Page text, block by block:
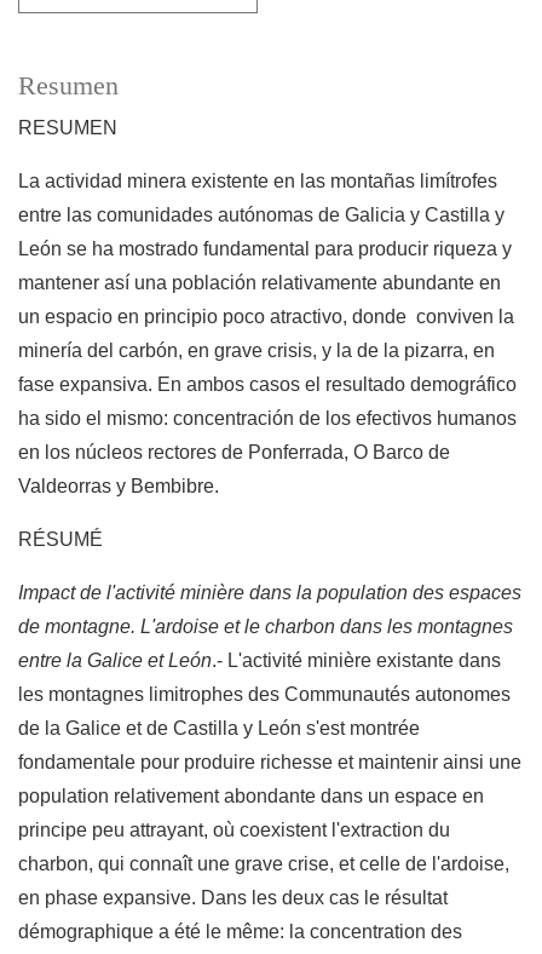
Resumen
RESUMEN
La actividad minera existente en las montañas limítrofes
entre las comunidades autónomas de Galicia y Castilla y
León se ha mostrado fundamental para producir riqueza y
mantener así una población relativamente abundante en
un espacio en principio poco atractivo, donde conviven la
minería del carbón, en grave crisis, y la de la pizarra, en
fase expansiva. En ambos casos el resultado demográfico
ha sido el mismo: concentración de los efectivos humanos
en los núcleos rectores de Ponferrada, O Barco de
Valdeorras y Bembibre.
RÉSUMÉ
Impact de l'activité minière dans la population des espaces
de montagne. L'ardoise et le charbon dans les montagnes
entre la Galice et León.- L'activité minière existante dans
les montagnes limitrophes des Communautés autonomes
de la Galice et de Castilla y León s'est montrée
fondamentale pour produire richesse et maintenir ainsi une
population relativement abondante dans un espace en
principe peu attrayant, où coexistent l'extraction du
charbon, qui connaît une grave crise, et celle de l'ardoise,
en phase expansive. Dans les deux cas le résultat
démographique a été le même: la concentration des